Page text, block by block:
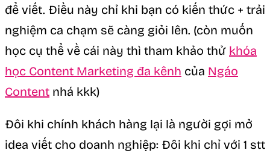
để viết. Điều này chỉ khi bạn có kiến thức + trải
nghiệm ca chạm sẽ càng giỏi lên. (còn muốn
học cụ thể về cái này thì tham khảo thử khóa
học Content Marketing đa kênh của Ngáo
Content nhá kkk)
Đôi khi chính khách hàng lại là người gợi mở
idea viết cho doanh nghiệp: Đôi khi chỉ với 1 stt